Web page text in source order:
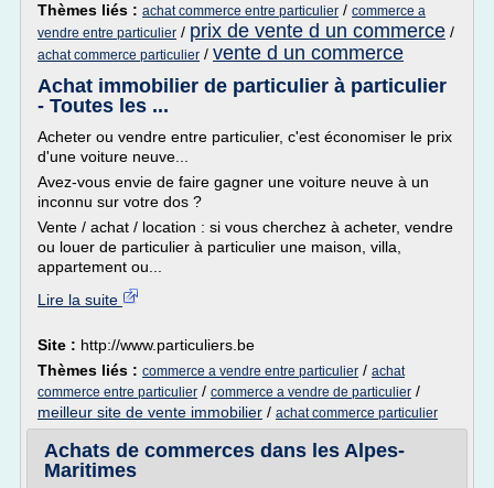
Thèmes liés : achat commerce entre particulier / commerce a
vendre entre particulier / prix de vente d un commerce /
achat commerce particulier / vente d un commerce
Achat immobilier de particulier à particulier
- Toutes les ...
Acheter ou vendre entre particulier, c'est économiser le prix
d'une voiture neuve...
Avez-vous envie de faire gagner une voiture neuve à un
inconnu sur votre dos ?
Vente / achat / location : si vous cherchez à acheter, vendre
ou louer de particulier à particulier une maison, villa,
appartement ou...
Lire la suite
Site : http://www.particuliers.be
Thèmes liés : commerce a vendre entre particulier / achat
commerce entre particulier / commerce a vendre de particulier /
meilleur site de vente immobilier / achat commerce particulier
Achats de commerces dans les Alpes-
Maritimes